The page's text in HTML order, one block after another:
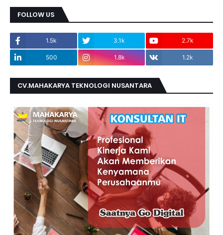
FOLLOW US
1.5k 3.1k 2.7k
500 1.8k 1.2k
CV.MAHAKARYA TEKNOLOGI NUSANTARA